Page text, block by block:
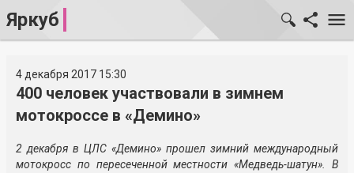
Яркуб
4 декабря 2017 15:30
400 человек участвовали в зимнем
мотокроссе в «Демино»
2 декабря в ЦЛС «Демино» прошел зимний международный
мотокросс по пересеченной местности «Медведь-шатун». В